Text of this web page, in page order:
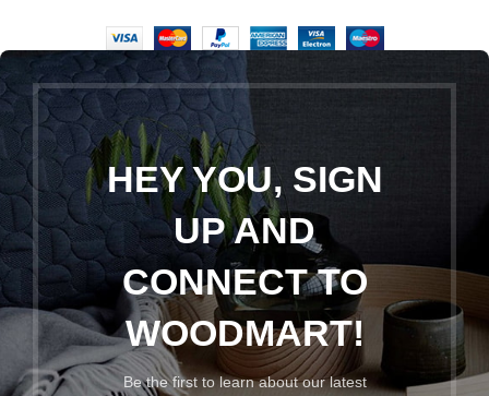
HEY YOU, SIGN
UP AND
CONNECT TO
WOODMART!
Be the first to learn about our latest